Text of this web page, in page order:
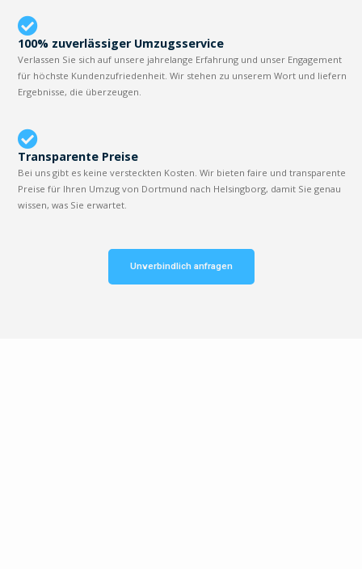
100% zuverlässiger Umzugsservice
Verlassen Sie sich auf unsere jahrelange Erfahrung und unser Engagement
für höchste Kundenzufriedenheit. Wir stehen zu unserem Wort und liefern
Ergebnisse, die überzeugen.
Transparente Preise
Bei uns gibt es keine versteckten Kosten. Wir bieten faire und transparente
Preise für Ihren Umzug von Dortmund nach Helsingborg, damit Sie genau
wissen, was Sie erwartet.
Unverbindlich anfragen